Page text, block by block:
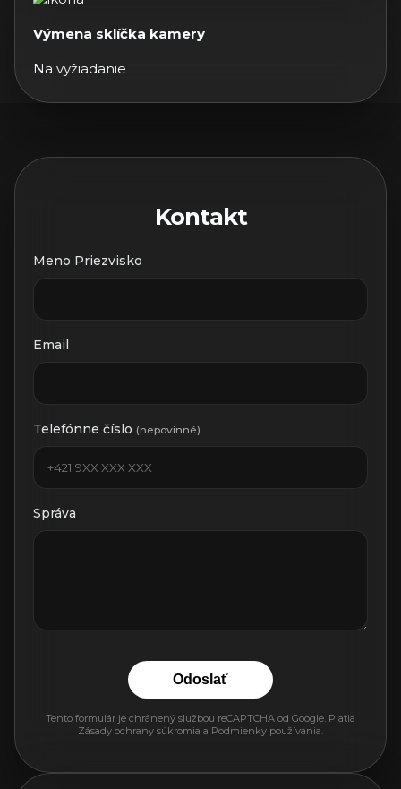
Výmena sklíčka kamery
Na vyžiadanie
Kontakt
Meno Priezvisko
Email
Telefónne číslo (nepovinné)
Správa
Odoslať
Tento formulár je chránený službou reCAPTCHA od Google. Platia
Zásady ochrany súkromia a Podmienky používania